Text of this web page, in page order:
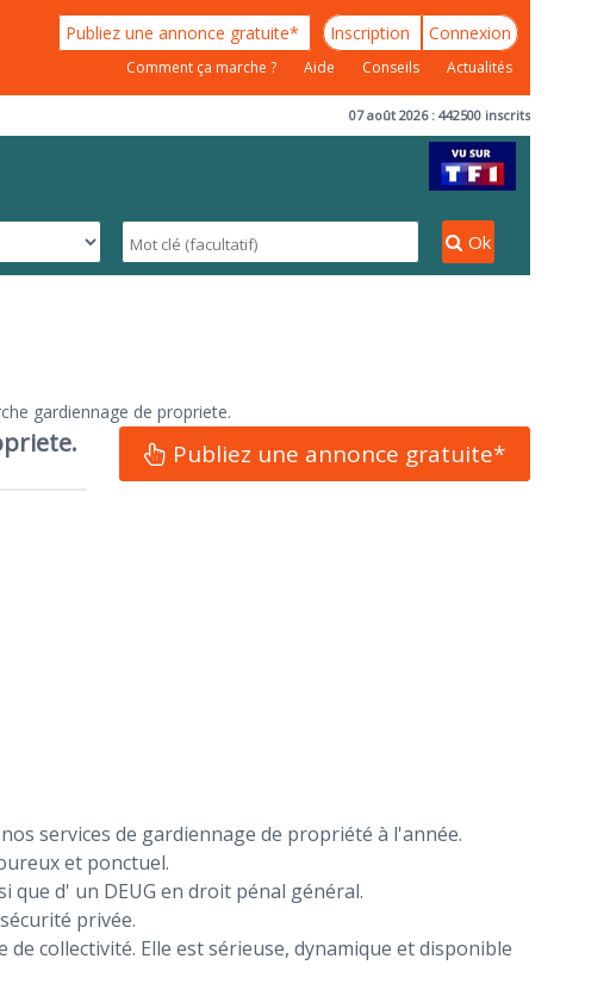
Publiez une annonce gratuite* Inscription Connexion
Comment ça marche ? Aide Conseils Actualités
07 août 2026 : 442500 inscrits
Ok
gardiennage de propriete.
Publiez une annonce gratuite*
services de gardiennage de propriété à l'année.
et ponctuel.
que d' un DEUG en droit pénal général.
privée.
collectivité. Elle est sérieuse, dynamique et disponible